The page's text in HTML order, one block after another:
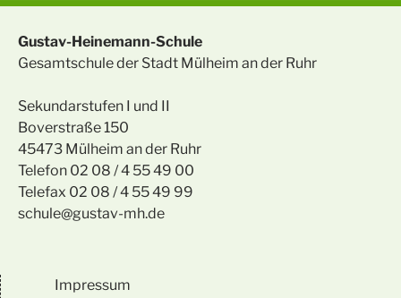
Gustav-Heinemann-Schule
Gesamtschule der Stadt Mülheim an der Ruhr
Sekundarstufen I und II
Boverstraße 150
45473 Mülheim an der Ruhr
Telefon 02 08 / 4 55 49 00
Telefax 02 08 / 4 55 49 99
schule@gustav-mh.de
Impressum